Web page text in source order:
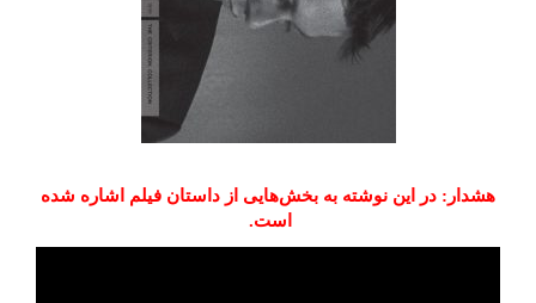
هشدار: در این نوشته به بخش‌هایی از داستان فیلم اشاره شده
است.